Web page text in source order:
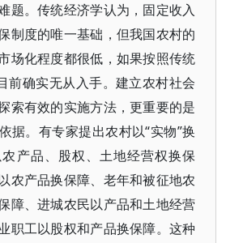
题。传统经济学认为，固定收入
制度的唯一基础，但我国农村的
场化程度都很低，如果按照传统
前确实无从入手。建立农村社会
索有效的实施方法，更重要的是
据。有专家提出农村以“实物”换
产品、股权、土地经营权换保
农产品换保障、老年和被征地农
障、进城农民以产品和土地经营
职工以股权和产品换保障。这种